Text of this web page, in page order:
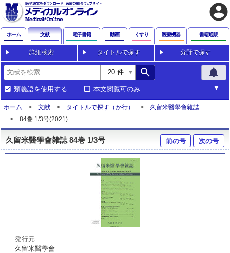
account_circle
ホーム 文献 電子書籍 動画 くすり 医療機器 書籍通販
詳細検索 タイトルで探す 分野で探す
search notifications
類義語を使用する 本文閲覧可のみ
ホーム 文献 タイトルで探す（か行）
久留米醫學會雜誌
84巻 1/3号(2021)
久留米醫學會雜誌 84巻 1/3号 前の号 次の号
発行元
久留米醫學會